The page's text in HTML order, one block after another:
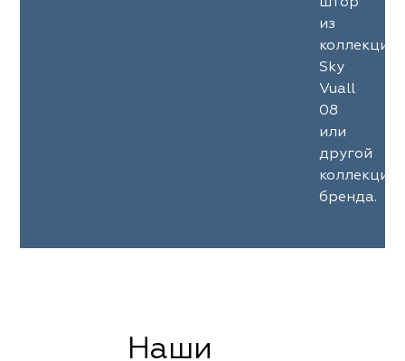
из
Sky
Vuall
08
или
другой
коллекции
бренда.
Наши